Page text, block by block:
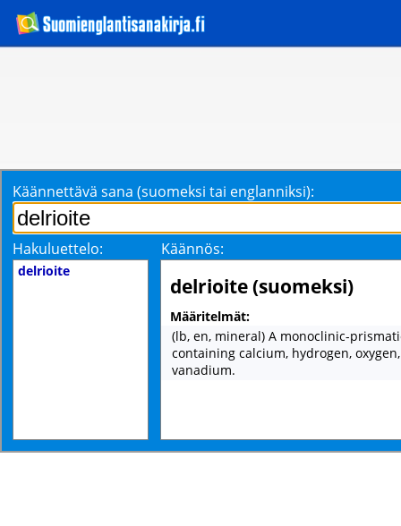
Käännettävä sana (suomeksi tai englanniksi):
Hakuluettelo: Käännös:
delrioite
delrioite (suomeksi)
Määritelmät:
(lb, en, mineral) A monoclinic-
containing calcium, hydrogen,
vanadium.